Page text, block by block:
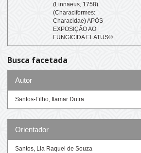
(Linnaeus, 1758)
(Characiformes:
Characidae) APÓS
EXPOSIÇÃO AO
FUNGICIDA ELATUS®
Busca facetada
Autor
Santos-Filho, Itamar Dutra
Orientador
Santos, Lia Raquel de Souza